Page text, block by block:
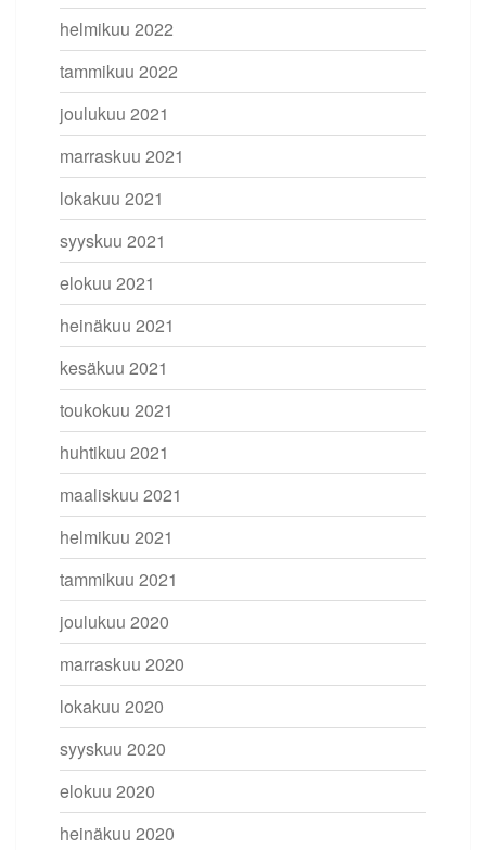
helmikuu 2022
tammikuu 2022
joulukuu 2021
marraskuu 2021
lokakuu 2021
syyskuu 2021
elokuu 2021
heinäkuu 2021
kesäkuu 2021
toukokuu 2021
huhtikuu 2021
maaliskuu 2021
helmikuu 2021
tammikuu 2021
joulukuu 2020
marraskuu 2020
lokakuu 2020
syyskuu 2020
elokuu 2020
heinäkuu 2020